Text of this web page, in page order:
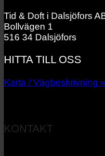
Tid & Doft i Dalsjöfors
Bollvägen 1
516 34 Dalsjöfors
HITTA TILL OSS
Karta / Vägbeskrivning »
KONTAKT